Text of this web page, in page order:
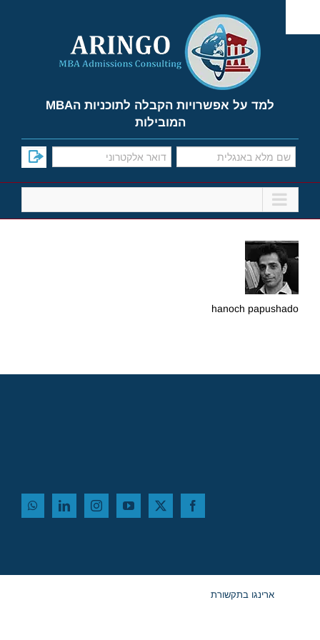
content
למד על אפשרויות הקבלה לתוכניות הMBA
המובילות
hanoch papushado
ארינגו בתקשורת